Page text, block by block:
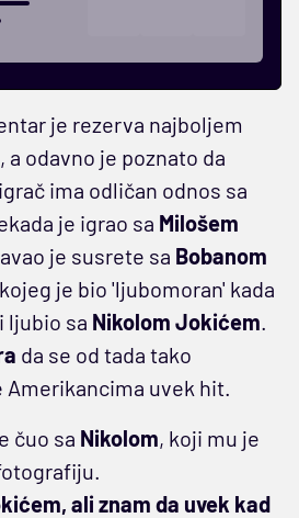
je rezerva najboljem
odavno je poznato da
ima odličan odnos sa
je igrao sa Milošem
je susrete sa Bobanom
je bio 'ljubomoran' kada
ljubio sa Nikolom Jokićem.
da se od tada tako
Amerikancima uvek hit.
čuo sa Nikolom, koji mu je
ali znam da uvek kad